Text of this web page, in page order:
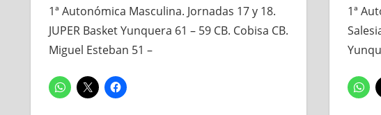
1ª Autonómica Masculina. Jornadas 17 y 18.
JUPER Basket Yunquera 61 – 59 CB. Cobisa CB.
Miguel Esteban 51 –
1ª